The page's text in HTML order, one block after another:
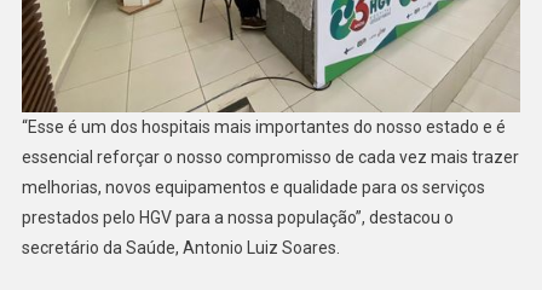
“Esse é um dos hospitais mais importantes do nosso estado e é
essencial reforçar o nosso compromisso de cada vez mais trazer
melhorias, novos equipamentos e qualidade para os serviços
prestados pelo HGV para a nossa população”, destacou o
secretário da Saúde, Antonio Luiz Soares.